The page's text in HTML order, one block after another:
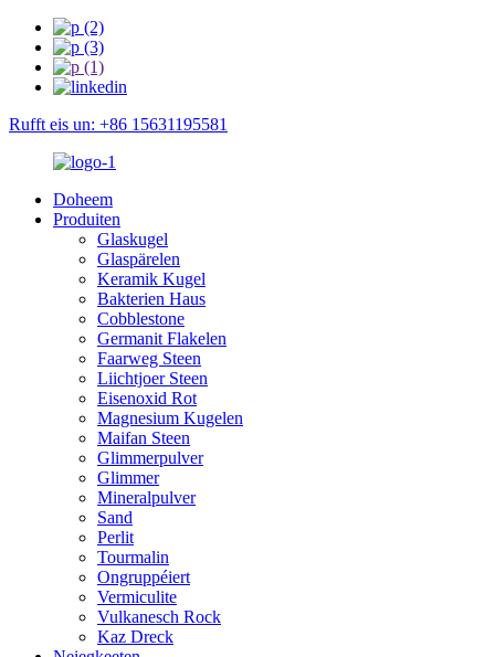
Rufft eis un: +86 15631195581
Doheem
Produiten
Glaskugel
Glaspärelen
Keramik Kugel
Bakterien Haus
Cobblestone
Germanit Flakelen
Faarweg Steen
Liichtjoer Steen
Eisenoxid Rot
Magnesium Kugelen
Maifan Steen
Glimmerpulver
Glimmer
Mineralpulver
Sand
Perlit
Tourmalin
Ongruppéiert
Vermiculite
Vulkanesch Rock
Kaz Dreck